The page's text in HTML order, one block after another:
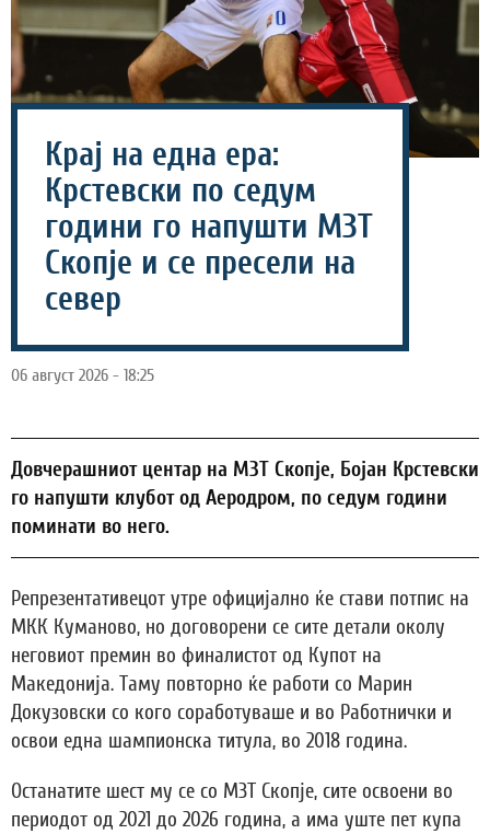
Крај на една ера:
Крстевски по седум
години го напушти МЗТ
Скопје и се пресели на
север
06 август 2026 - 18:25
Довчерашниот центар на МЗТ Скопје, Бојан Крстевски
го напушти клубот од Аеродром, по седум години
поминати во него.
Репрезентативецот утре официјално ќе стави потпис на
МКК Куманово, но договорени се сите детали околу
неговиот премин во финалистот од Купот на
Македонија. Таму повторно ќе работи со Марин
Докузовски со кого соработуваше и во Работнички и
освои една шампионска титула, во 2018 година.
Останатите шест му се со МЗТ Скопје, сите освоени во
периодот од 2021 до 2026 година, а има уште пет купа